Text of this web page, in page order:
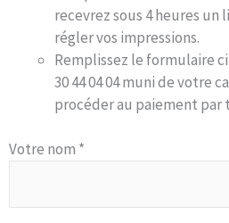
recevrez sous 4 heures un
régler vos impressions.
Remplissez le formulaire
30 44 04 04 muni de votre
procéder au paiement par
Votre nom *